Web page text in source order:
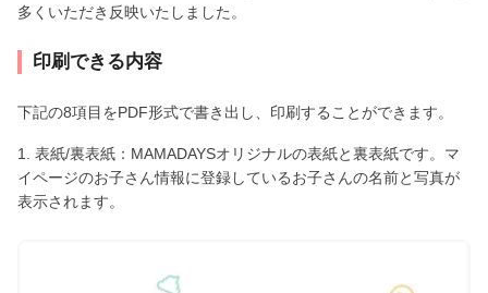
多くいただき反映いたしました。
印刷できる内容
下記の8項目をPDF形式で書き出し、印刷することができます。
1. 表紙/裏表紙：MAMADAYSオリジナルの表紙と裏表紙です。マ
イページのお子さん情報に登録しているお子さんの名前と写真が
表示されます。